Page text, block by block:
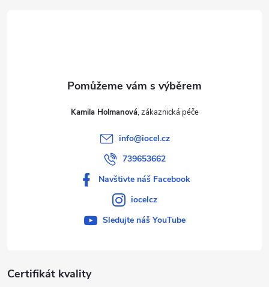
Certifikát kvality
Kamila Holmanová
info@iocel.cz
739653662
Navštivte náš Facebook
iocelcz
Sledujte náš YouTube